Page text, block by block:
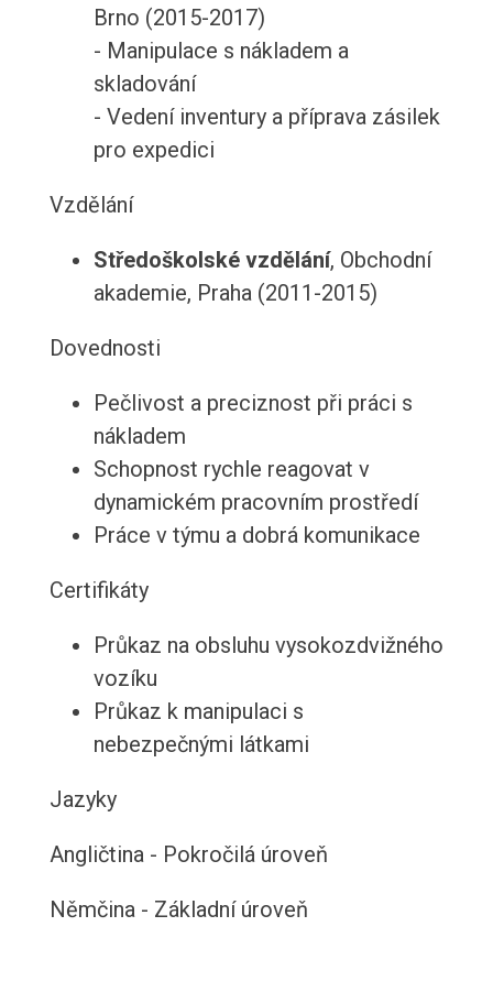
Brno (2015-2017)
- Manipulace s nákladem a
skladování
- Vedení inventury a příprava zásilek
pro expedici
Vzdělání
Středoškolské vzdělání, Obchodní
akademie, Praha (2011-2015)
Dovednosti
Pečlivost a preciznost při práci s
nákladem
Schopnost rychle reagovat v
dynamickém pracovním prostředí
Práce v týmu a dobrá komunikace
Certifikáty
Průkaz na obsluhu vysokozdvižného
vozíku
Průkaz k manipulaci s
nebezpečnými látkami
Jazyky
Angličtina - Pokročilá úroveň
Němčina - Základní úroveň